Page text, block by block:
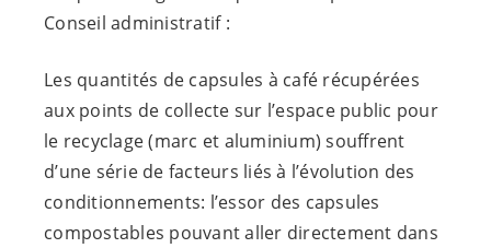
Conseil administratif :
Les quantités de capsules à café récupérées
aux points de collecte sur l’espace public pour
le recyclage (marc et aluminium) souffrent
d’une série de facteurs liés à l’évolution des
conditionnements: l’essor des capsules
compostables pouvant aller directement dans